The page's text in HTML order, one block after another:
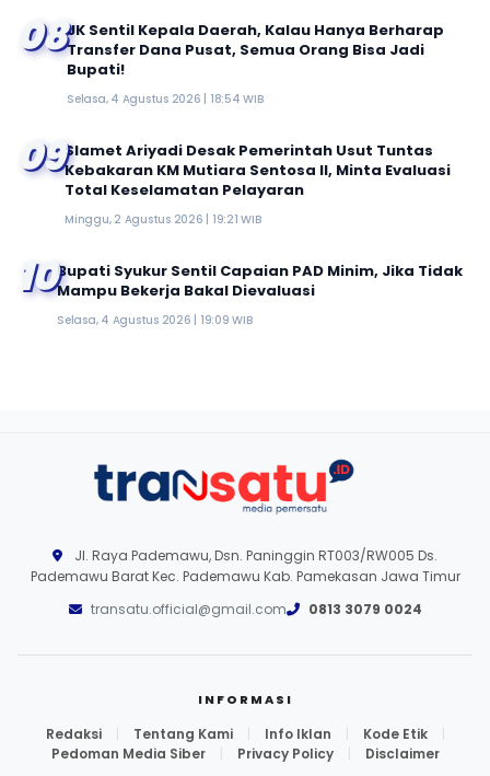
08JK Sentil Kepala Daerah, Kalau Hanya Berharap
Transfer Dana Pusat, Semua Orang Bisa Jadi
Bupati!
Selasa, 4 Agustus 2026 | 18:54 WIB
09Slamet Ariyadi Desak Pemerintah Usut Tuntas
Kebakaran KM Mutiara Sentosa II, Minta Evaluasi
Total Keselamatan Pelayaran
Minggu, 2 Agustus 2026 | 19:21 WIB
10Bupati Syukur Sentil Capaian PAD Minim, Jika Tidak
Mampu Bekerja Bakal Dievaluasi
Selasa, 4 Agustus 2026 | 19:09 WIB
Jl. Raya Pademawu, Dsn. Paninggin RT003/RW005 Ds.
Pademawu Barat Kec. Pademawu Kab. Pamekasan Jawa Timur
transatu.official@gmail.com
0813 3079 0024
INFORMASI
Redaksi Tentang Kami Info Iklan Kode Etik
Pedoman Media Siber
Privacy Policy Disclaimer